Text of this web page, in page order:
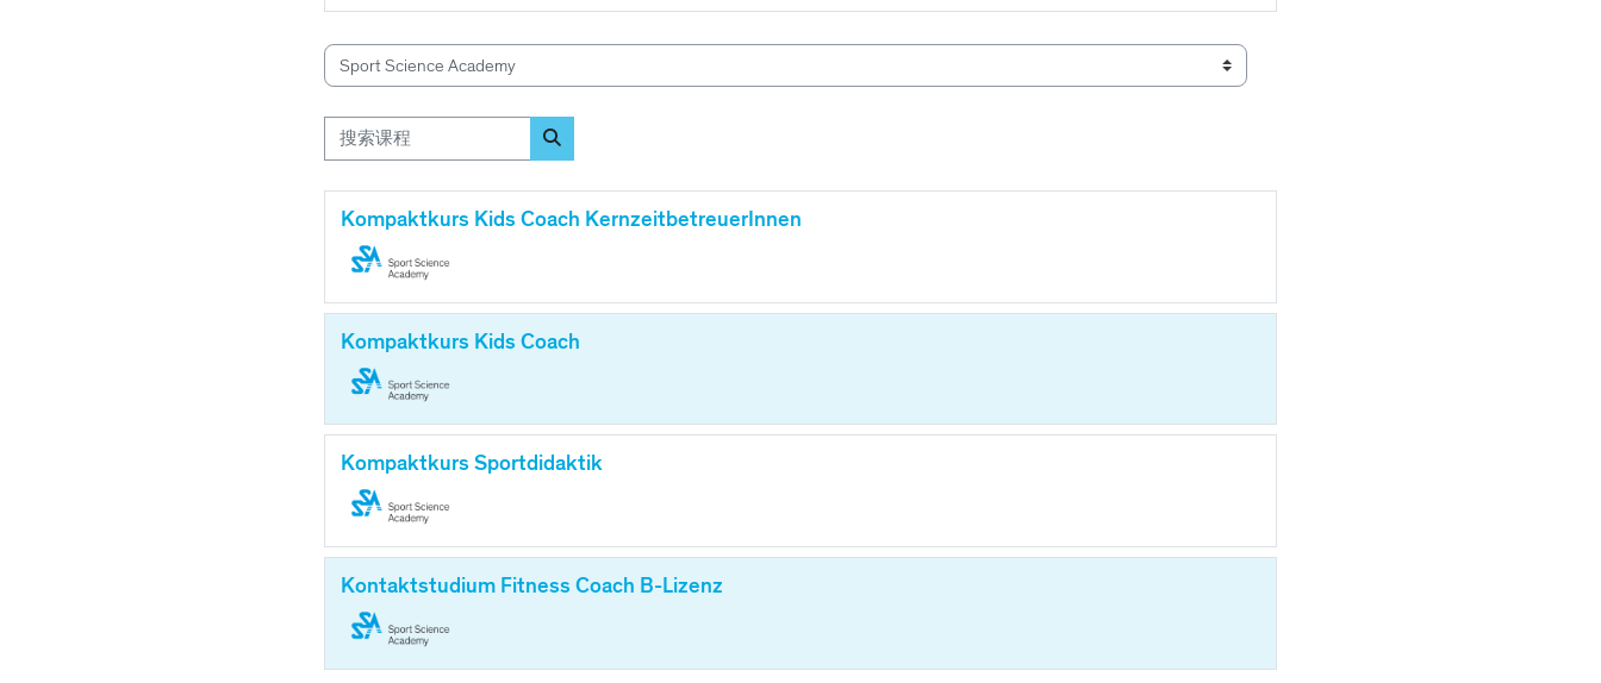
课程类别
搜索课程
搜索课程
Kompaktkurs Kids Coach KernzeitbetreuerInnen
Kompaktkurs Kids Coach
Kompaktkurs Sportdidaktik
Kontaktstudium Fitness Coach B-Lizenz